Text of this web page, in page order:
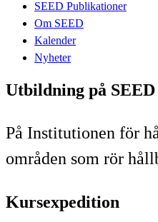
SEED Publikationer
Om SEED
Kalender
Nyheter
Utbildning på SEED
På Institutionen för
områden som rör
Kursexpedition